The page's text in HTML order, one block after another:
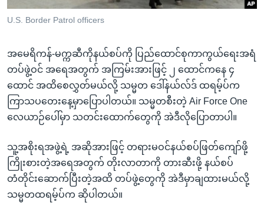
ကြည့်
ရှာဖွေ
ရန်
နေရာ
သို့
ကျော်
ဘာသာစကားများ
U.S. Border Patrol officers
အမေရိကန်-မက္ကဆီကိုနယ်စပ်ကို ပြည်ထောင်စုကာကွယ်ရေးအရံ
တပ်ဖွဲ့ဝင် အရေအတွက် အကြမ်းအားဖြင့် ၂ ထောင်ကနေ ၄
ထောင် အထိစေလွှတ်မယ်လို့ သမ္မတ ဒေါ်နယ်လ်ဒ် ထရမ့်ပ်က
ကြာသပတေးနေ့မှာပြောပါတယ်။ သမ္မတစီးတဲ့ Air Force One
လေယာဉ်ပေါ်မှာ သတင်းထောက်တွေကို အဲဒီလိုပြောတာပါ။
သူ့အစိုးရအဖွဲ့ရဲ့ အဆိုအားဖြင့် တရားမဝင်နယ်စပ်ဖြတ်ကျော်ဖို့
ကြိုးစားတဲ့အရေအတွက် တိုးလာတာကို တားဆီးဖို့ နယ်စပ်
တံတိုင်းဆောက်ပြီးတဲ့အထိ တပ်ဖွဲ့တွေကို အဲဒီမှာချထားမယ်လို့
သမ္မတထရမ့်ပ်က ဆိုပါတယ်။